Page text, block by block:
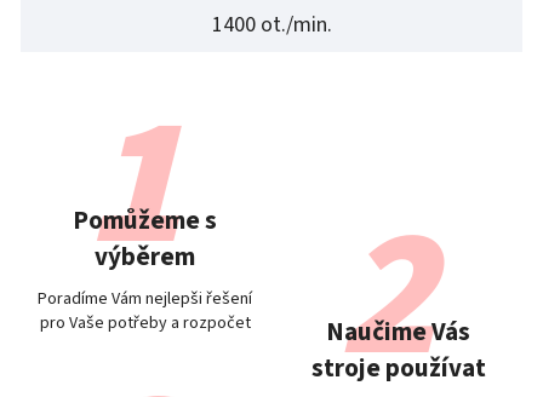
1400 ot./min.
Pomůžeme s
výběrem
Poradíme Vám nejlepši řešení
pro Vaše potřeby a rozpočet
Naučime Vás
stroje používat